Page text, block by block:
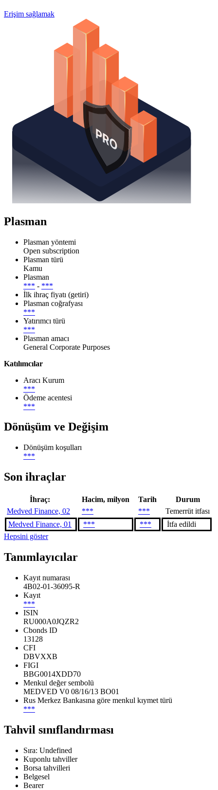
Erişim sağlamak
Plasman
Plasman yöntemi
Open subscription
Plasman türü
Kamu
Plasman
*** - ***
İlk ihraç fiyatı (getiri)
Plasman coğrafyası
***
Yatırımcı türü
***
Plasman amacı
General Corporate Purposes
Katılımcılar
Aracı Kurum
***
Ödeme acentesi
***
Dönüşüm ve Değişim
Dönüşüm koşulları
***
Son ihraçlar
İhraç: Hacim, milyon Tarih
Durum
Medved Finance, 02
*** ***
Temerrüt itfası
Medved Finance, 01
*** ***
İtfa edildi
Hepsini göster
Tanımlayıcılar
Kayıt numarası
4B02-01-36095-R
Kayıt
***
ISIN
RU000A0JQZR2
Cbonds ID
13128
CFI
DBVXXB
FIGI
BBG0014XDD70
Menkul değer sembolü
MEDVED V0 08/16/13 BO01
Rus Merkez Bankasına göre menkul kıymet türü
***
Tahvil sınıflandırması
Sıra: Undefined
Kuponlu tahviller
Borsa tahvilleri
Belgesel
Bearer